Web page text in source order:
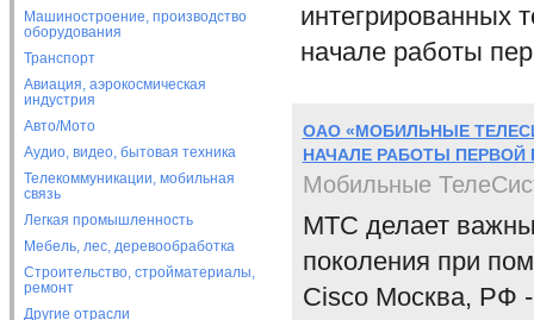
Машиностроение, производство
оборудования
Транспорт
Авиация, аэрокосмическая
индустрия
Авто/Мото
Аудио, видео, бытовая техника
Телекоммуникации, мобильная
связь
Легкая промышленность
Мебель, лес, деревообработка
Строительство, стройматериалы,
ремонт
Другие отрасли
интегрированных
начале работы
ОАО «МОБИЛЬНЫЕ
НАЧАЛЕ РАБОТЫ ПЕРВОЙ
Мобильные
МТС делает
поколения при
Cisco Москва, РФ